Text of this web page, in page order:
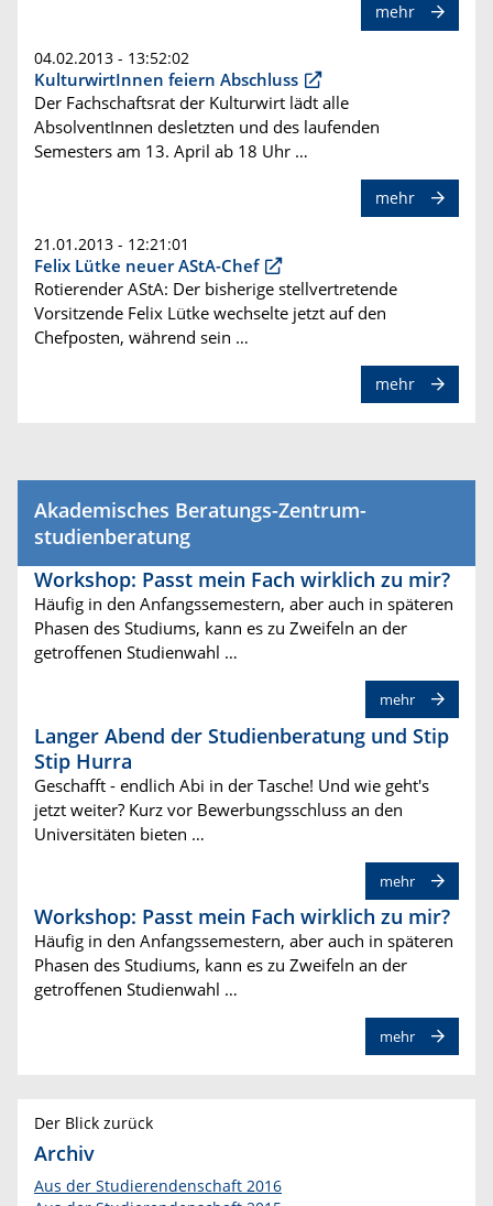
mehr
04.02.2013 - 13:52:02
KulturwirtInnen feiern Abschluss
Der Fachschaftsrat der Kulturwirt lädt alle
AbsolventInnen desletzten und des laufenden
Semesters am 13. April ab 18 Uhr …
mehr
21.01.2013 - 12:21:01
Felix Lütke neuer AStA-Chef
Rotierender AStA: Der bisherige stellvertretende
Vorsitzende Felix Lütke wechselte jetzt auf den
Chefposten, während sein …
mehr
Akademisches Beratungs-Zentrum-
studienberatung
Workshop: Passt mein Fach wirklich zu mir?
Häufig in den Anfangssemestern, aber auch in späteren
Phasen des Studiums, kann es zu Zweifeln an der
getroffenen Studienwahl …
mehr
Langer Abend der Studienberatung und Stip
Stip Hurra
Geschafft - endlich Abi in der Tasche! Und wie geht's
jetzt weiter? Kurz vor Bewerbungsschluss an den
Universitäten bieten …
mehr
Workshop: Passt mein Fach wirklich zu mir?
Häufig in den Anfangssemestern, aber auch in späteren
Phasen des Studiums, kann es zu Zweifeln an der
getroffenen Studienwahl …
mehr
Der Blick zurück
Archiv
Aus der Studierendenschaft 2016